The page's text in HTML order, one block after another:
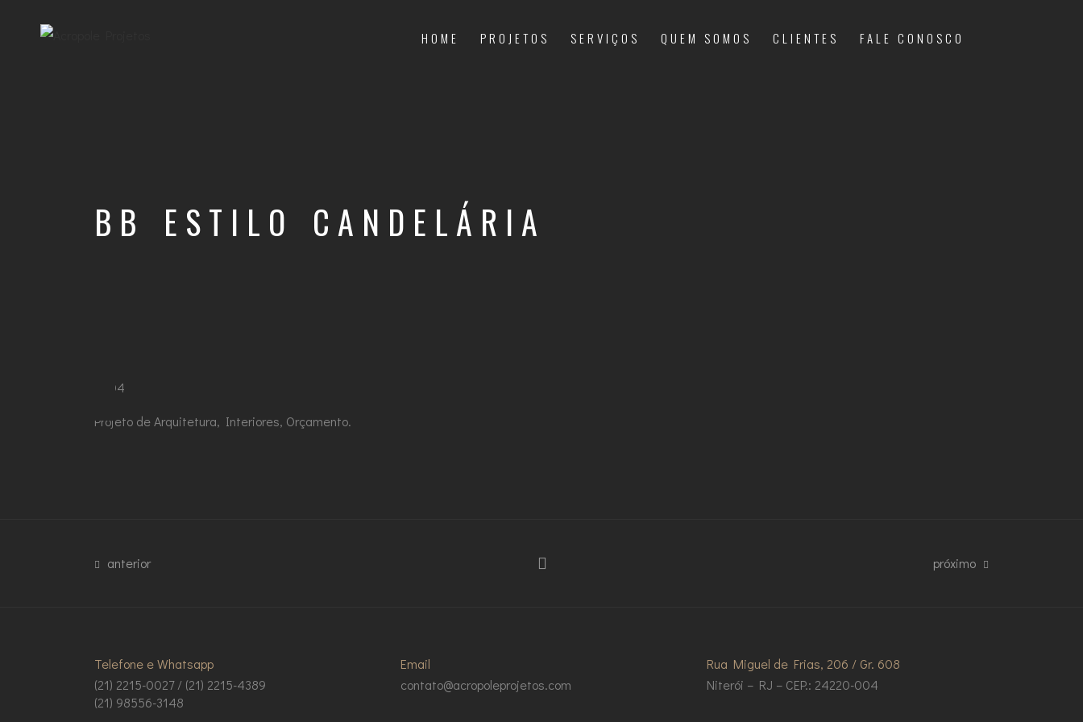
HOME PROJETOS SERVIÇOS QUEM SOMOS CLIENTES FALE CONOSCO
BB ESTILO CANDELÁRIA
2004
Projeto de Arquitetura, Interiores, Orçamento.
anterior próximo
Telefone e Whatsapp
(21) 2215-0027 / (21) 2215-4389
(21) 98556-3148
Email
contato@acropoleprojetos.com
Rua Miguel de Frias, 206 / Gr. 608
Niterói – RJ – CEP.: 24220-004